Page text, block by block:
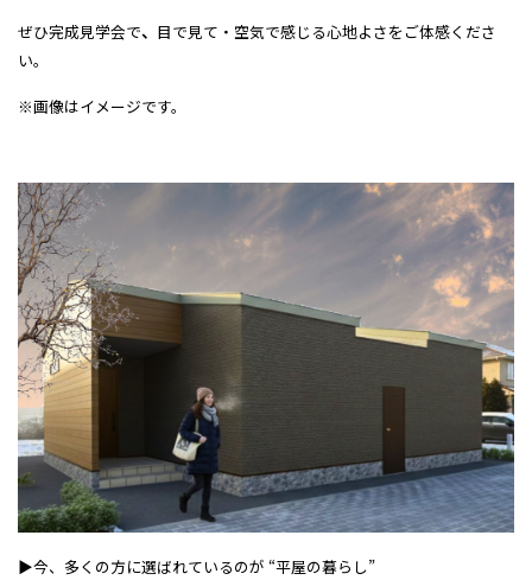
ぜひ完成見学会で、 目で見て・空気で感じる心地よさをご体感くださ
い。
※画像はイメージです。
▶今、多くの方に選ばれているのが “平屋の暮らし”